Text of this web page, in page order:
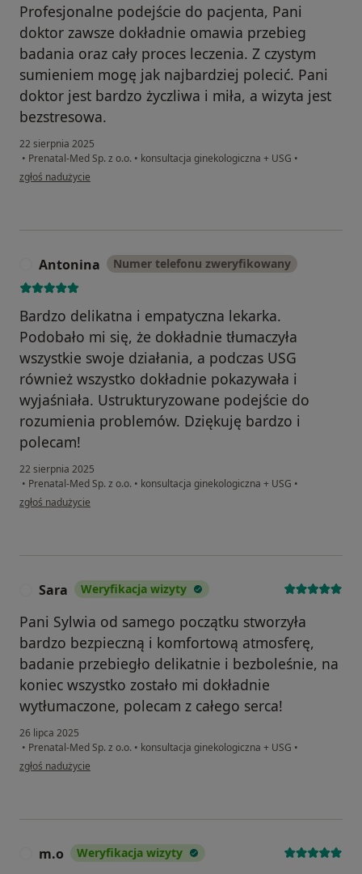
Profesjonalne podejście do pacjenta, Pani
doktor zawsze dokładnie omawia przebieg
badania oraz cały proces leczenia. Z czystym
sumieniem mogę jak najbardziej polecić. Pani
doktor jest bardzo życzliwa i miła, a wizyta jest
bezstresowa.
22 sierpnia 2025
• Prenatal-Med Sp. z o.o. • konsultacja ginekologiczna + USG •
w opinii użytkownika Agnieszka
zgłoś nadużycie
Antonina Numer telefonu zweryfikowany
Bardzo delikatna i empatyczna lekarka.
Podobało mi się, że dokładnie tłumaczyła
wszystkie swoje działania, a podczas USG
również wszystko dokładnie pokazywała i
wyjaśniała. Ustrukturyzowane podejście do
rozumienia problemów. Dziękuję bardzo i
polecam!
22 sierpnia 2025
• Prenatal-Med Sp. z o.o. • konsultacja ginekologiczna + USG •
w opinii użytkownika Antonina
zgłoś nadużycie
Sara Weryfikacja wizyty
Pani Sylwia od samego początku stworzyła
bardzo bezpieczną i komfortową atmosferę,
badanie przebiegło delikatnie i bezboleśnie, na
koniec wszystko zostało mi dokładnie
wytłumaczone, polecam z całego serca!
26 lipca 2025
• Prenatal-Med Sp. z o.o. • konsultacja ginekologiczna + USG •
w opinii użytkownika Sara
zgłoś nadużycie
m.o Weryfikacja wizyty